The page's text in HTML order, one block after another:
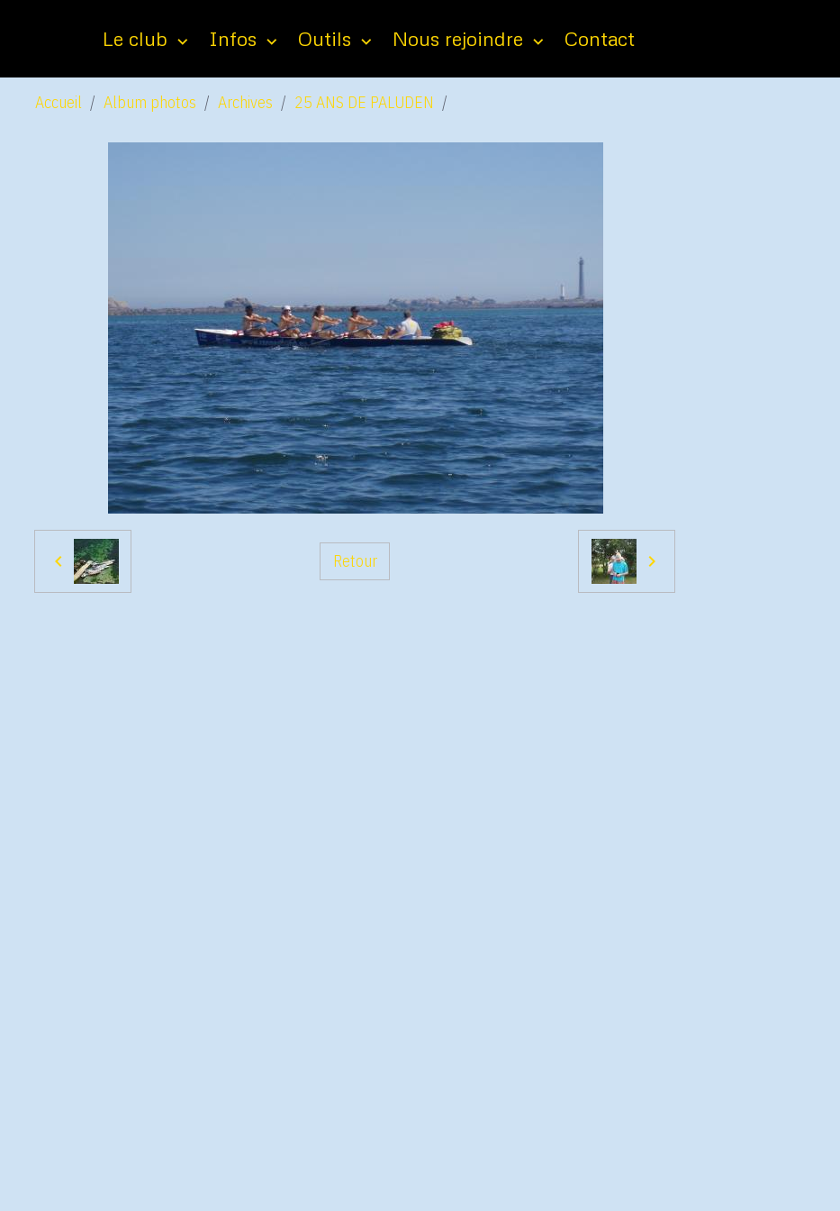
Le club Infos Outils Nous rejoindre Contact
Accueil Album photos Archives 25 ANS DE PALUDEN
Retour